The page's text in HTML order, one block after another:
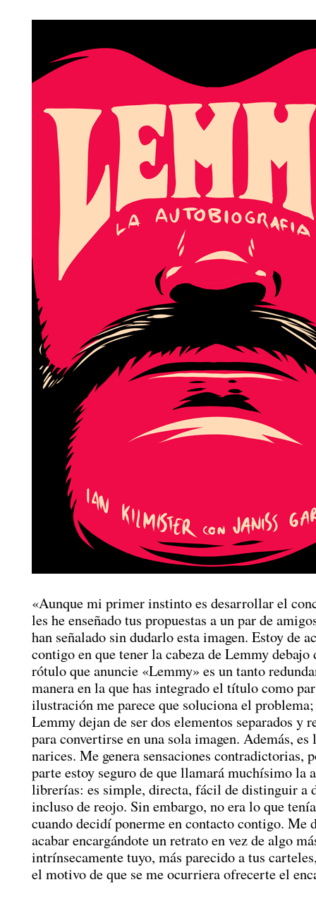
«Aunque mi primer instinto es desarrollar el
les he enseñado tus propuestas a un par de
han señalado sin dudarlo esta imagen. Estoy de
contigo en que tener la cabeza de Lemmy debajo
rótulo que anuncie «Lemmy» es un tanto
manera en la que has integrado el título como
ilustración me parece que soluciona el
Lemmy dejan de ser dos elementos separados y
para convertirse en una sola imagen. Además,
narices. Me genera sensaciones contradictorias,
parte estoy seguro de que llamará muchísimo la
librerías: es simple, directa, fácil de distinguir a
incluso de reojo. Sin embargo, no era lo que
cuando decidí ponerme en contacto contigo. Me
acabar encargándote un retrato en vez de algo
intrínsecamente tuyo, más parecido a tus
el motivo de que se me ocurriera ofrecerte el